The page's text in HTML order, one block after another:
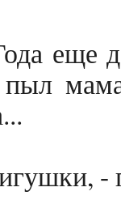
еще
пыл